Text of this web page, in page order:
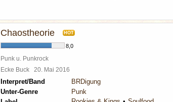
Chaostheorie HOT
8,0
Punk u. Punkrock
Ecke Buck 20. Mai 2016
Interpret/Band
BRDigung
Unter-Genre
Punk